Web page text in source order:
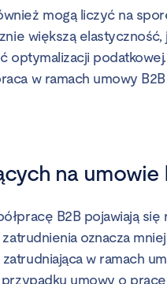
mogą liczyć na
większą
optymalizacji
w ramach umowy
na umowie
B2B pojawiają
oznacza
w ramach
umowy o